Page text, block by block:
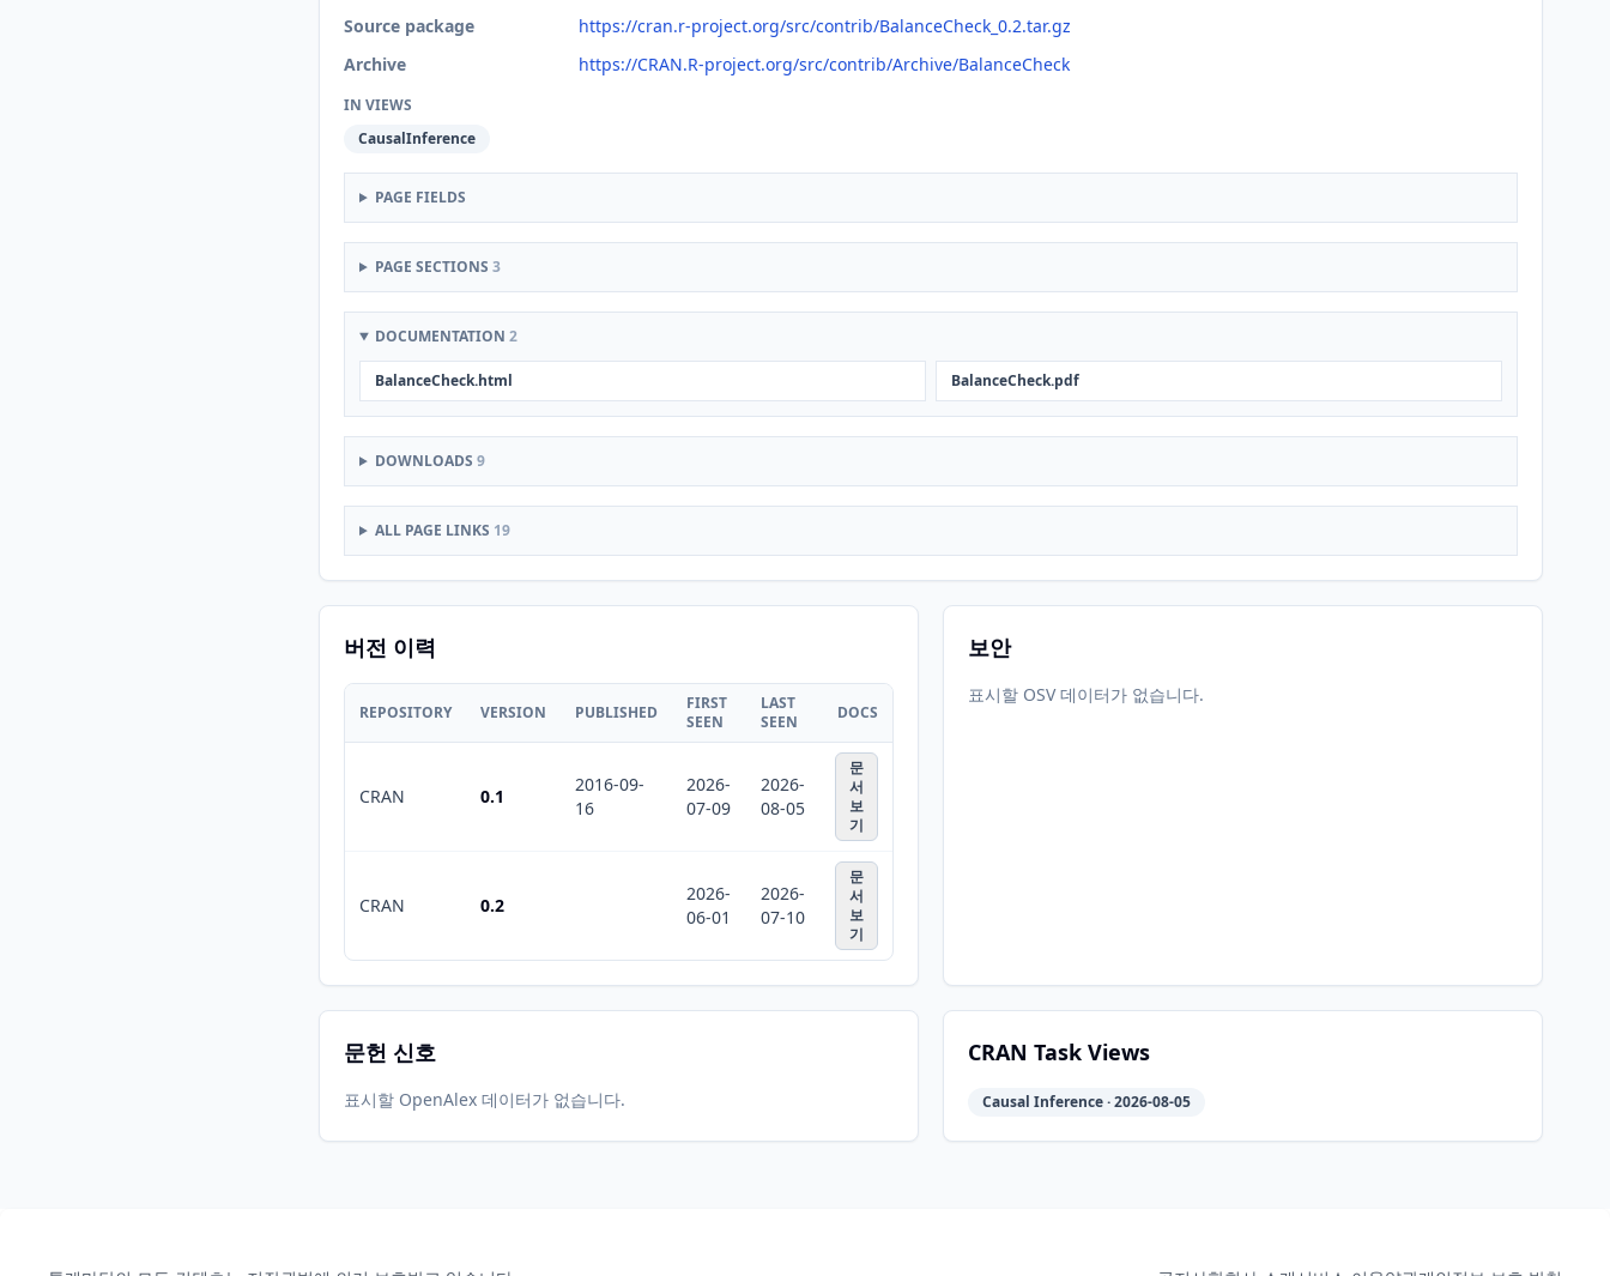
Source package
https://cran.r-project.org/src/contrib/BalanceCheck_0.2.tar.gz
Archive
https://CRAN.R-project.org/src/contrib/Archive/BalanceCheck
IN VIEWS
CausalInference
PAGE FIELDS
PAGE SECTIONS 3
DOCUMENTATION 2
BalanceCheck.html BalanceCheck.pdf
DOWNLOADS 9
ALL PAGE LINKS 19
버전 이력
REPOSITORY VERSION PUBLISHED
FIRST
SEEN
LAST
SEEN
DOCS
CRAN 0.1
2016-09-
16
2026-
07-09
2026-
08-05
문
서
보
기
CRAN 0.2
2026-
06-01
2026-
07-10
문
서
보
기
보안
표시할 OSV 데이터가 없습니다.
문헌 신호
표시할 OpenAlex 데이터가 없습니다.
CRAN Task Views
Causal Inference · 2026-08-05